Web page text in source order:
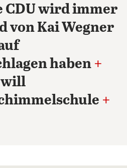
CDU wird immer
von Kai Wegner
haben +
will
+